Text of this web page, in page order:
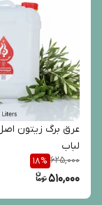
لباب
625,000
18%
510,000